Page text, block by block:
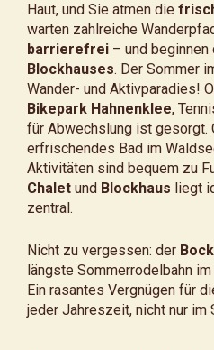
Haut, und Sie atmen die
warten zahlreiche
barrierefrei – und beginnen
Blockhauses. Der Sommer
Wander- und Aktivparadies!
Bikepark Hahnenklee,
für Abwechslung ist gesorgt.
erfrischendes Bad im
Aktivitäten sind bequem zu
Chalet und Blockhaus liegt
zentral.
Nicht zu vergessen: der
längste Sommerrodelbahn
Ein rasantes Vergnügen für
jeder Jahreszeit, nicht nur im